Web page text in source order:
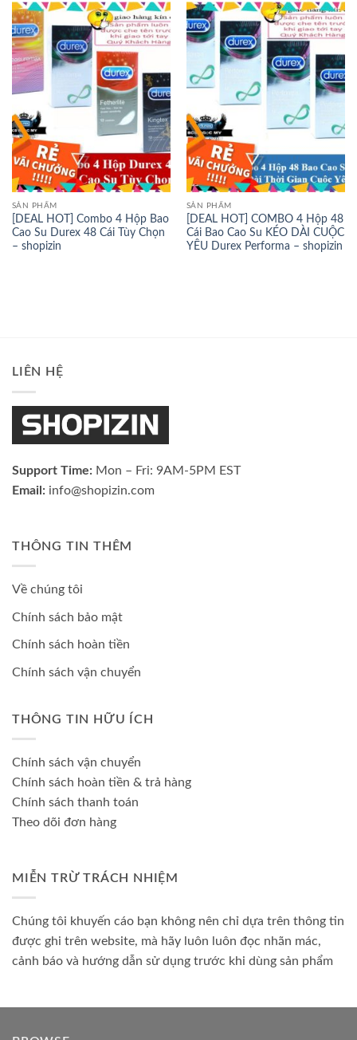
SẢN PHẨM
[DEAL HOT] Combo 4 Hộp Bao
Cao Su Durex 48 Cái Tùy Chọn
– shopizin
SẢN PHẨM
[DEAL HOT] COMBO 4 Hộp 48
Cái Bao Cao Su KÉO DÀI CUỘC
YÊU Durex Performa – shopizin
LIÊN HỆ
Support Time: Mon – Fri: 9AM-5PM EST
Email: info@shopizin.com
THÔNG TIN THÊM
Về chúng tôi
Chính sách bảo mật
Chính sách hoàn tiền
Chính sách vận chuyển
THÔNG TIN HỮU ÍCH
Chính sách vận chuyển
Chính sách hoàn tiền & trả hàng
Chính sách thanh toán
Theo dõi đơn hàng
MIỄN TRỪ TRÁCH NHIỆM
Chúng tôi khuyến cáo bạn không nên chỉ dựa trên thông tin
được ghi trên website, mà hãy luôn luôn đọc nhãn mác,
cảnh báo và hướng dẫn sử dụng trước khi dùng sản phẩm